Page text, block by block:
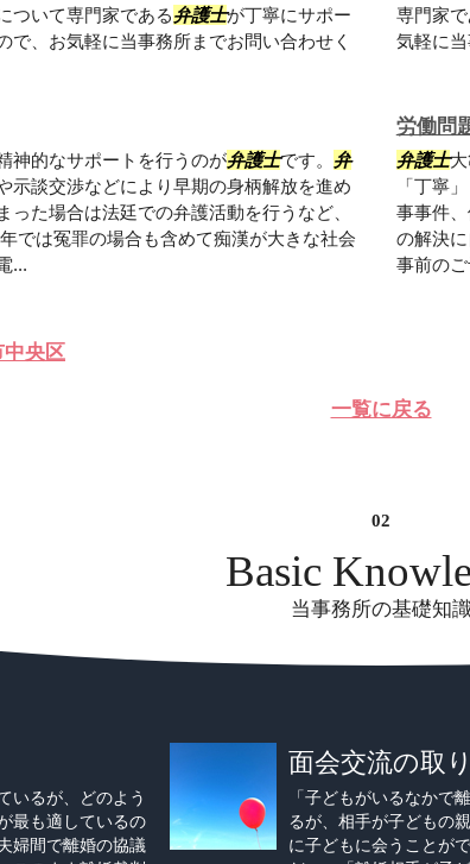
ついて専門家である弁護士が丁寧にサポー
で、お気軽に当事務所までお問い合わせく
専門家で
気軽に
神的なサポートを行うのが弁護士です。 弁
示談交渉などにより早期の身柄解放を進め
た場合は法廷での弁護活動を行うなど、
では冤罪の場合も含めて痴漢が大きな社会
...
労働問
弁護士
「丁寧
事事件
の解決
事前の
央区
一覧に戻る
Basic
当事務所の基礎知
いるが、どのよう
最も適しているの
婦間で離婚の協議
面会交流の取
「子どもがいるなかで
るが、相手が子どもの
に子どもに会うことが